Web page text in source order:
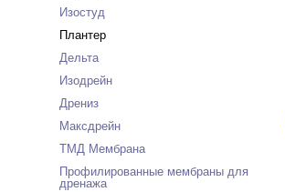
Изостуд
Плантер
Дельта
Изодрейн
Дрениз
Максдрейн
ТМД Мембрана
Профилированные мембраны для
дренажа